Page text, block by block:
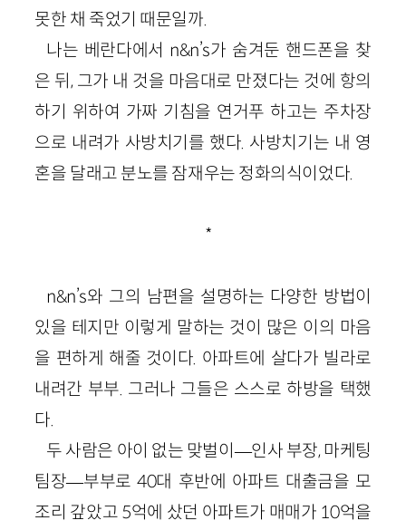
못한 채 죽었기 때문일까.
나는 베란다에서 n&n’s가 숨겨둔 핸드폰을 찾
은 뒤, 그가 내 것을 마음대로 만졌다는 것에 항의
하기 위하여 가짜 기침을 연거푸 하고는 주차장
으로 내려가 사방치기를 했다. 사방치기는 내 영
혼을 달래고 분노를 잠재우는 정화의식이었다.
*
n&n’s와 그의 남편을 설명하는 다양한 방법이
있을 테지만 이렇게 말하는 것이 많은 이의 마음
을 편하게 해줄 것이다. 아파트에 살다가 빌라로
내려간 부부. 그러나 그들은 스스로 하방을 택했
다.
두 사람은 아이 없는 맞벌이—인사 부장, 마케팅
팀장—부부로 40대 후반에 아파트 대출금을 모
조리 갚았고 5억에 샀던 아파트가 매매가 10억을